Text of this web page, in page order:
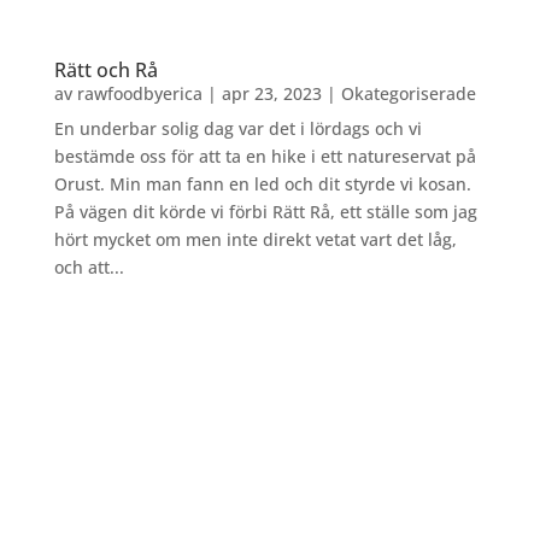
Rätt och Rå
av rawfoodbyerica | apr 23, 2023| Okategoriserade
En underbar solig dag var det i lördags och vi
bestämde oss för att ta en hike i ett natureservat på
Orust. Min man fann en led och dit styrde vi kosan.
På vägen dit körde vi förbi Rätt Rå, ett ställe som jag
hört mycket om men inte direkt vetat vart det låg,
och att...